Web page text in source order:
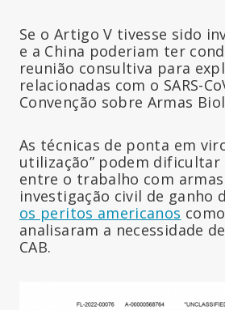
Se o Artigo V tivesse sido
e a China poderiam ter
reunião consultiva para
relacionadas com o SARS-
Convenção sobre Armas
As técnicas de ponta em
utilização” podem dificultar
entre o trabalho com
investigação civil de ganho
os peritos americanos
analisaram a necessidade
CAB.